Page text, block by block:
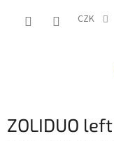
CZK
ZOLIDUO